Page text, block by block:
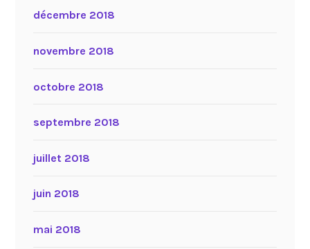
décembre 2018
novembre 2018
octobre 2018
septembre 2018
juillet 2018
juin 2018
mai 2018